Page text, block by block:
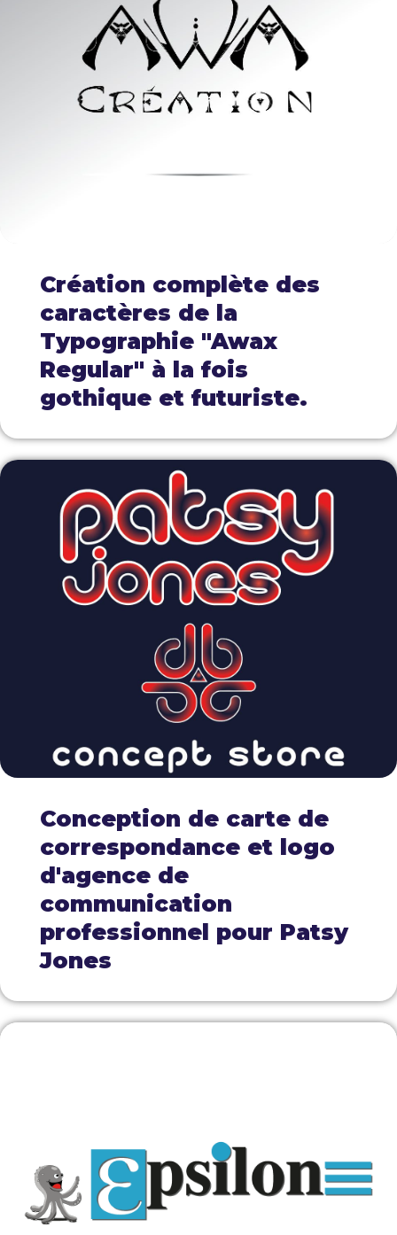
Création complète des
caractères de la
Typographie "Awax
Regular" à la fois
gothique et futuriste.
Conception de carte de
correspondance et logo
d'agence de
communication
professionnel pour Patsy
Jones